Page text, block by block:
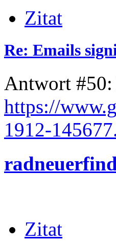
Zitat
Re: Emails
Antwort #50:
https://
1912-
Zitat